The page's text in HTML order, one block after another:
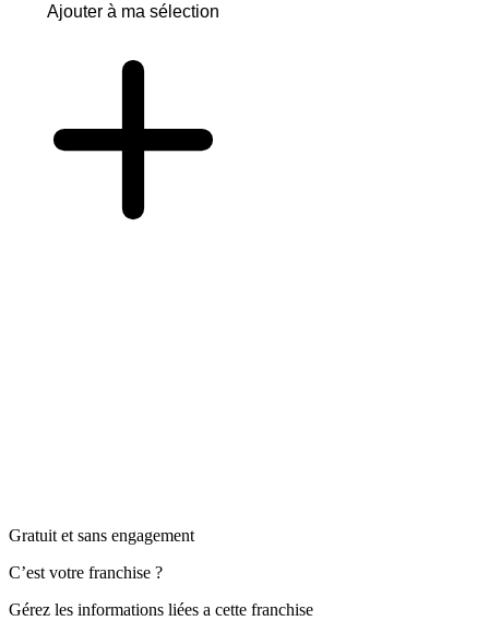
Ajouter à ma sélection
Gratuit et sans engagement
C’est votre franchise ?
Gérez les informations liées a cette franchise